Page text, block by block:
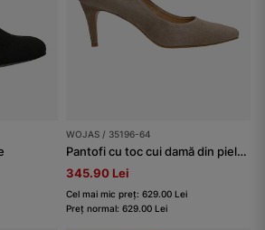
WOJAS / 35196-64
Pantofi cu toc cui damă din piele întoarsă, bej
345.90 Lei
Cel mai mic preț: 629.00 Lei
Preț normal: 629.00 Lei